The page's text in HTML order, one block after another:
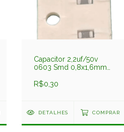
Capacitor 2,2uf/50v
0603 Smd 0,8x1,6mm
Darfon
R$0,30
DETALHES COMPRAR